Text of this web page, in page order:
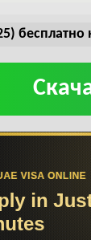
бесплатно